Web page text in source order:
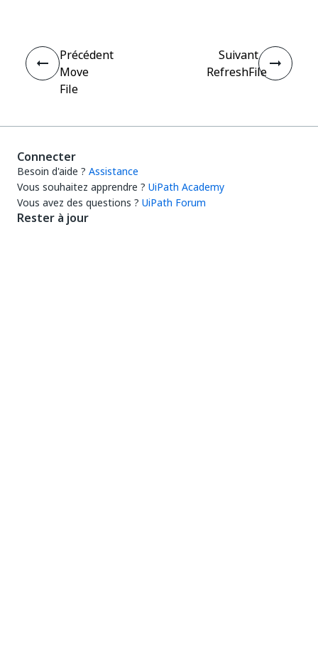
Précédent
Move
File
Suivant
RefreshFile
Connecter
Besoin d'aide ? Assistance
Vous souhaitez apprendre ? UiPath Academy
Vous avez des questions ? UiPath Forum
Rester à jour